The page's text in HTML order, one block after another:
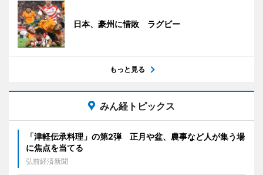
日本、豪州に惜敗 ラグビー
もっと見る
みん経トピックス
「津軽伝承料理」の第2弾 正月や盆、農事など人が集う場
に焦点を当てる
弘前経済新聞